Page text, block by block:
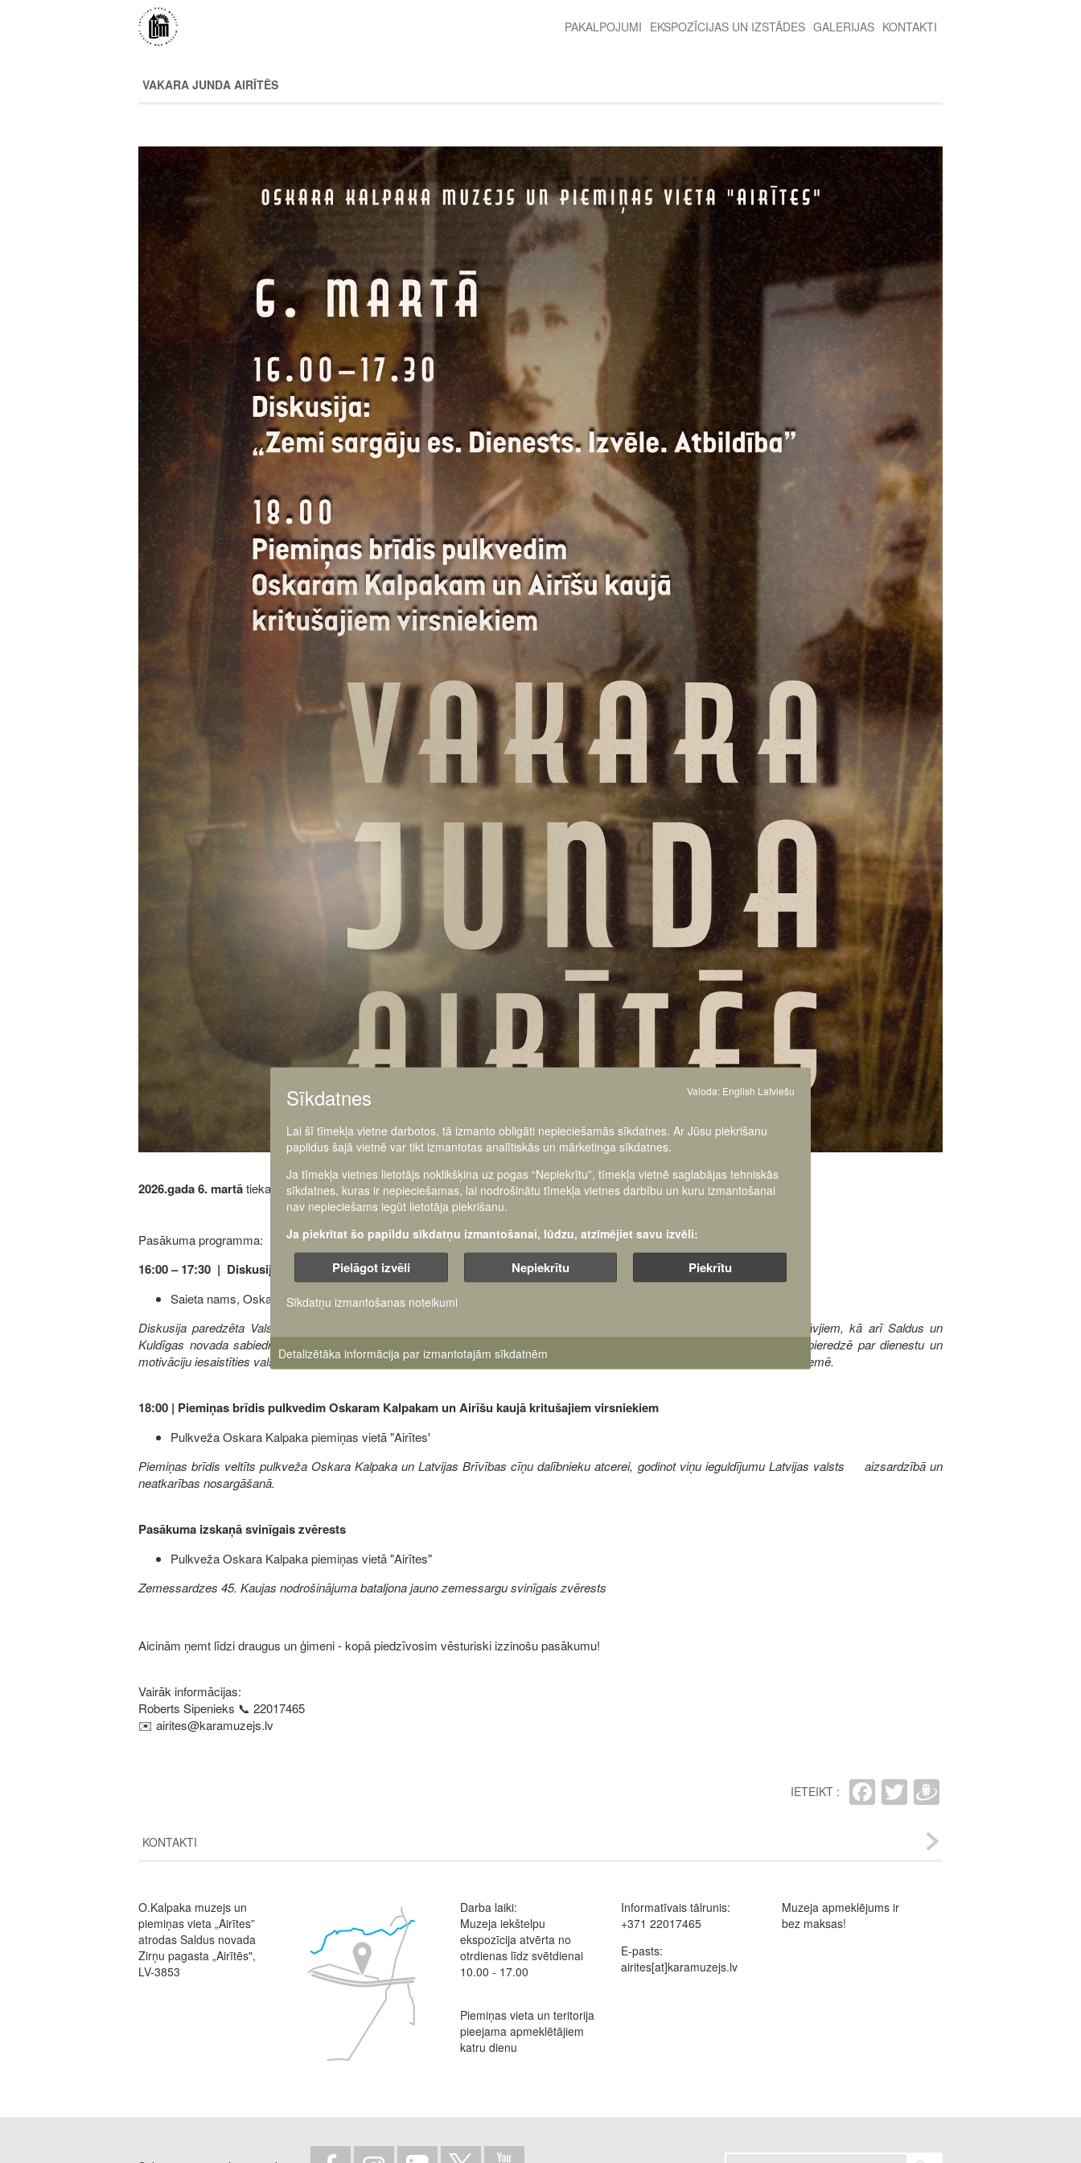
2nd
PAKALPOJUMI EKSPOZĪCIJAS UN IZSTĀDES GALERIJAS KONTAKTI
VAKARA JUNDA AIRĪTĒS
Image
2026.gada 6. martātiekamies Pulkveža Oskara Kalpaka muzejā - pasākumā"Vakara junda Airītēs"!
Pasākuma programma:
16:00 – 17:30 | Diskusija: “Zemi sargāju es. Dienests. Izvēle. Atbildība”
Saieta nams, Oskara Kalpaka muzeja izstāžu un konferenču mājā
Diskusija paredzēta Valsts aizsardzības mācības audzēkņiem, vecāko klašu jaunsargiem, Nacionālo bruņoto spēku pārstāvjiem, kā arī Saldus un
Kuldīgas novada sabiedrībai. Tās laikā Zemessardzes, Jaunsardzes centra un Nacionālo bruņoto spēku pārstāvji dalīsies pieredzē par dienestu un
motivāciju iesaistīties valsts aizsardzībā. Tāpat tiks sniegta informācija par Valsts aizsardzības dienesta norisi un iespējām Kurzemē.
18:00 | Piemiņas brīdis pulkvedim Oskaram Kalpakam un Airīšu kaujā kritušajiem virsniekiem
Pulkveža Oskara Kalpaka piemiņas vietā "Airītes'
Piemiņas brīdis veltīts pulkveža Oskara Kalpaka un Latvijas Brīvības cīņu dalībnieku atcerei, godinot viņu ieguldījumu Latvijas valsts aizsardzībā un
neatkarības nosargāšanā.
Pasākuma izskaņā svinīgais zvērests
Pulkveža Oskara Kalpaka piemiņas vietā "Airītes"
Zemessardzes 45. Kaujas nodrošinājuma bataljona jauno zemessargu svinīgais zvērests
Aicinām ņemt līdzi draugus un ģimeni - kopā piedzīvosim vēsturiski izzinošu pasākumu!
Vairāk informācijas:
Roberts Sipenieks 📞 22017465
✉️ airites@karamuzejs.lv
IETEIKT : Facebook
Twitter
KONTAKTI
O.Kalpaka muzejs un
piemiņas vieta „Airītes”
atrodas Saldus novada
Zirņu pagasta „Airītēs",
LV-3853
Darba laiki:
Muzeja iekštelpu
ekspozīcija atvērta no
otrdienas līdz svētdienai
10.00 - 17.00
Piemiņas vieta un teritorija
pieejama apmeklētājiem
katru dienu
Informatīvais tālrunis:
+371 22017465
E-pasts:
airites[at]karamuzejs.lv
Muzeja apmeklējums ir
bez maksas!
Sīkdatnes Valoda: English Latviešu
Lai šī tīmekļa vietne darbotos, tā izmanto obligāti nepieciešamās sīkdatnes. Ar Jūsu piekrišanu
papildus šajā vietnē var tikt izmantotas analītiskās un mārketinga sīkdatnes.
Ja tīmekļa vietnes lietotājs noklikšķina uz pogas “Nepiekrītu”, tīmekļa vietnē saglabājas tehniskās
sīkdatnes, kuras ir nepieciešamas, lai nodrošinātu tīmekļa vietnes darbību un kuru izmantošanai
nav nepieciešams iegūt lietotāja piekrišanu.
Ja piekrītat šo papildu sīkdatņu izmantošanai, lūdzu, atzīmējiet savu izvēli:
Pielāgot izvēli Nepiekrītu Piekrītu
Sīkdatņu izmantošanas noteikumi
Detalizētāka informācija par izmantotajām sīkdatnēm